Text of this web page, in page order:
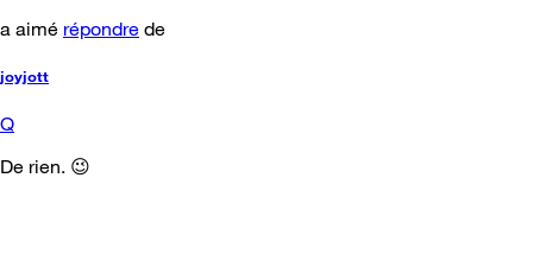
a aimé répondre de
joyjott
Q
De rien. 😉